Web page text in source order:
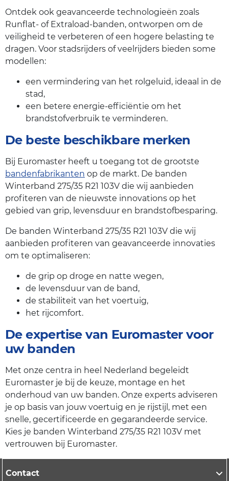
Ontdek ook geavanceerde technologieën zoals
Runflat- of Extraload-banden, ontworpen om de
veiligheid te verbeteren of een hogere belasting te
dragen. Voor stadsrijders of veelrijders bieden some
modellen:
een vermindering van het rolgeluid, ideaal in de
stad,
een betere energie-efficiëntie om het
brandstofverbruik te verminderen.
De beste beschikbare merken
Bij Euromaster heeft u toegang tot de grootste
bandenfabrikanten op de markt. De banden
Winterband 275/35 R21 103V die wij aanbieden
profiteren van de nieuwste innovations op het
gebied van grip, levensduur en brandstofbesparing.
De banden Winterband 275/35 R21 103V die wij
aanbieden profiteren van geavanceerde innovaties
om te optimaliseren:
de grip op droge en natte wegen,
de levensduur van de band,
de stabiliteit van het voertuig,
het rijcomfort.
De expertise van Euromaster voor
uw banden
Met onze centra in heel Nederland begeleidt
Euromaster je bij de keuze, montage en het
onderhoud van uw banden. Onze experts adviseren
je op basis van jouw voertuig en je rijstijl, met een
snelle, gecertificeerde en gegarandeerde service.
Kies je banden Winterband 275/35 R21 103V met
vertrouwen bij Euromaster.
Contact